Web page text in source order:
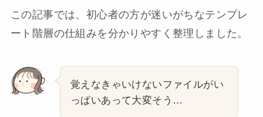
この記事では、初心者の方が迷いがちなテンプレ
ート階層の仕組みを分かりやすく整理しました。
覚えなきゃいけないファイルがい
っぱいあって大変そう…